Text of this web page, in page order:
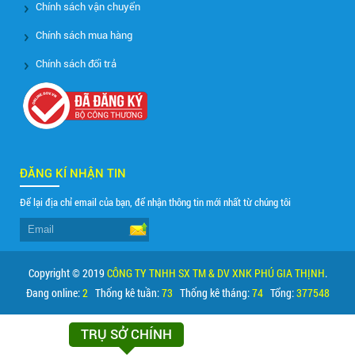
Chính sách vận chuyển
Chính sách mua hàng
Chính sách đổi trả
ĐĂNG KÍ NHẬN TIN
Để lại địa chỉ email của bạn, để nhận thông tin mới nhất từ chúng tôi
Copyright © 2019CÔNG TY TNHH SX TM & DV XNK PHÚ GIA THỊNH.
Đang online:2 Thống kê tuần:73 Thống kê tháng:74 Tổng:377548
TRỤ SỞ CHÍNH